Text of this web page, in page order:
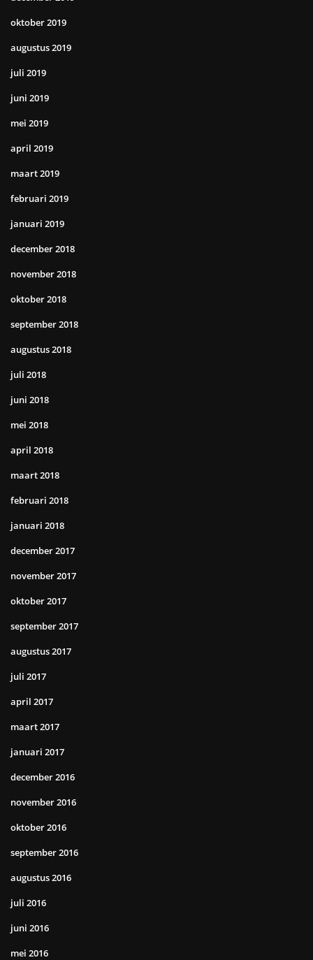
oktober 2019
augustus 2019
juli 2019
juni 2019
mei 2019
april 2019
maart 2019
februari 2019
januari 2019
december 2018
november 2018
oktober 2018
september 2018
augustus 2018
juli 2018
juni 2018
mei 2018
april 2018
maart 2018
februari 2018
januari 2018
december 2017
november 2017
oktober 2017
september 2017
augustus 2017
juli 2017
april 2017
maart 2017
januari 2017
december 2016
november 2016
oktober 2016
september 2016
augustus 2016
juli 2016
juni 2016
mei 2016